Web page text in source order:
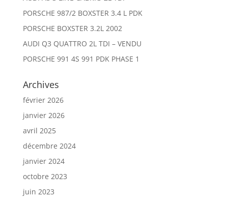
PORSCHE 987/2 BOXSTER 3.4 L PDK
PORSCHE BOXSTER 3.2L 2002
AUDI Q3 QUATTRO 2L TDI – VENDU
PORSCHE 991 4S 991 PDK PHASE 1
Archives
février 2026
janvier 2026
avril 2025
décembre 2024
janvier 2024
octobre 2023
juin 2023